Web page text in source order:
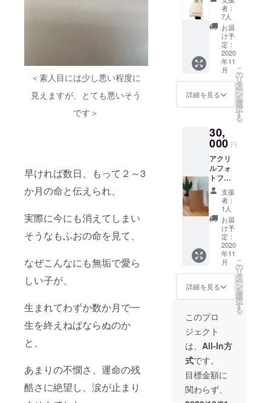
＜素人目には少し悪い程度に
見えますが、とても悪いそう
です＞
早ければ数日、もって２～3
か月の命と伝えられ、
実際に今にも消えてしまい
そうなもふおの命を見て、
なぜこんなにも無垢で愛ら
しい子が、
生まれてわずか数か月で一
生を終えねばならぬのか
と、
あまりの不憫さ、運命の残
酷さに絶望し、涙が止まり
になる
場合が
ありま
す。 一
部、発
注予定
の業者
様のサ
ンプル
画像を
いただ
いてお
りま
す。
紙、マ
ルシェ
バッグ
のセッ
トで
す。 ま
た、お
手紙に
てお礼
と経過
報告を
させて
す。 マ
ルシェ
バッグ
につい
ては複
数のデ
ザイン
を検討
中です
が、 最
終的に
は1つか
2つのデ
ザイン
に絞る
予定で
す。 デ
中の物
ですの
で、技
術的、
予算的
都合に
より変
更にな
る場合
者：
7人
お届
け予
定：
2020
年11
月
詳細を見る
こ
の
リ
タ
ー
ン
を
選
択
す
る
30,
000 円
アクリ
ルフォ
トフ
レー
ム、マ
ルシェ
バッ
グ、メ
モ用
紙、
キーホ
ルダー
のセッ
トで
す。 ま
た、お
手紙に
てお礼
と経過
報告を
させて
頂きま
す。
フォト
フレー
ムはイ
支援
者：
1人
お届
け予
定：
2020
年11
月
詳細を見る
こ
の
リ
タ
ー
ン
を
選
択
す
る
このプロ
ジェクト
は、 All-In方
式です。
目標金額に
関わらず、